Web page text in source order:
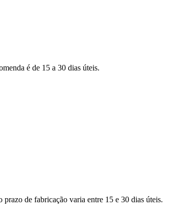
é de 15 a 30 dias úteis.
de fabricação varia entre 15 e 30 dias úteis.